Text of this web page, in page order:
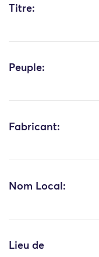
Titre:
Peuple:
Fabricant:
Nom Local:
Lieu de